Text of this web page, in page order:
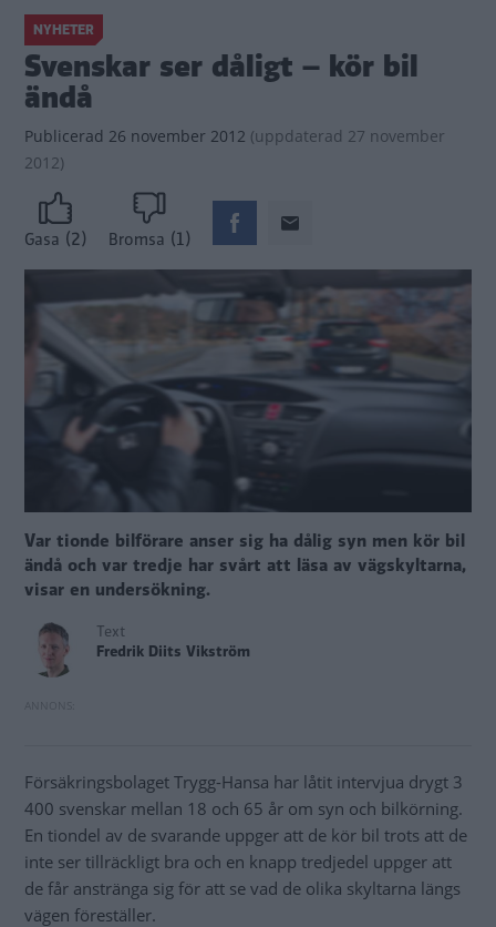
NYHETER
Svenskar ser dåligt – kör bil
ändå
Publicerad 26 november 2012 (uppdaterad 27 november
2012)
Gasa (2) Bromsa (1)
Var tionde bilförare anser sig ha dålig syn men kör bil
ändå och var tredje har svårt att läsa av vägskyltarna,
visar en undersökning.
Text
Fredrik Diits Vikström
Försäkringsbolaget Trygg-Hansa har låtit intervjua drygt 3
400 svenskar mellan 18 och 65 år om syn och bilkörning.
En tiondel av de svarande uppger att de kör bil trots att de
inte ser tillräckligt bra och en knapp tredjedel uppger att
de får anstränga sig för att se vad de olika skyltarna längs
vägen föreställer.